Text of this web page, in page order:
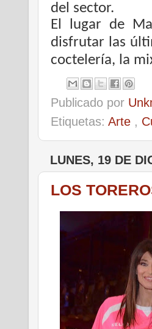
del sector.
El lugar de
disfrutar las
coctelería, la
Publicado por
Etiquetas: Arte ,
LUNES, 19 DE
LOS